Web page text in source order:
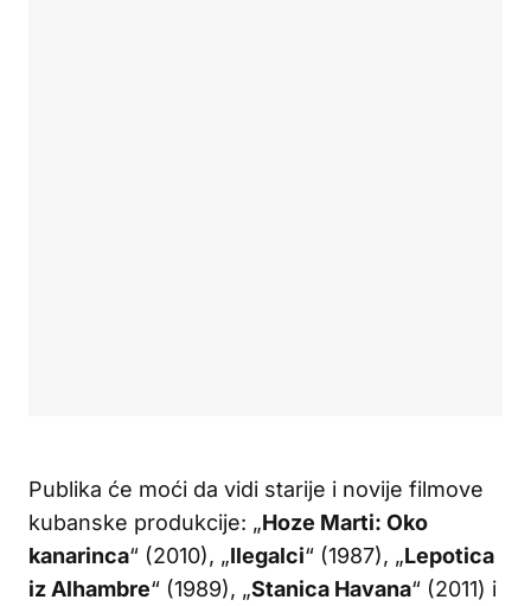
Publika će moći da vidi starije i novije filmove
kubanske produkcije: „Hoze Marti: Oko
kanarinca“ (2010), „Ilegalci“ (1987), „Lepotica
iz Alhambre“ (1989), „Stanica Havana“ (2011) i